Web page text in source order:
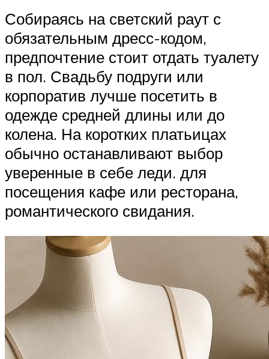
Собираясь на светский раут с
обязательным дресс-кодом,
предпочтение стоит отдать туалету
в пол. Свадьбу подруги или
корпоратив лучше посетить в
одежде средней длины или до
колена. На коротких платьицах
обычно останавливают выбор
уверенные в себе леди. для
посещения кафе или ресторана,
романтического свидания.